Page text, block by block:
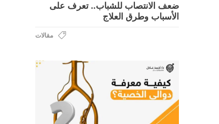
ضعف الانتصاب للشباب.. تعرف على
الأسباب وطرق العلاج
مقالات